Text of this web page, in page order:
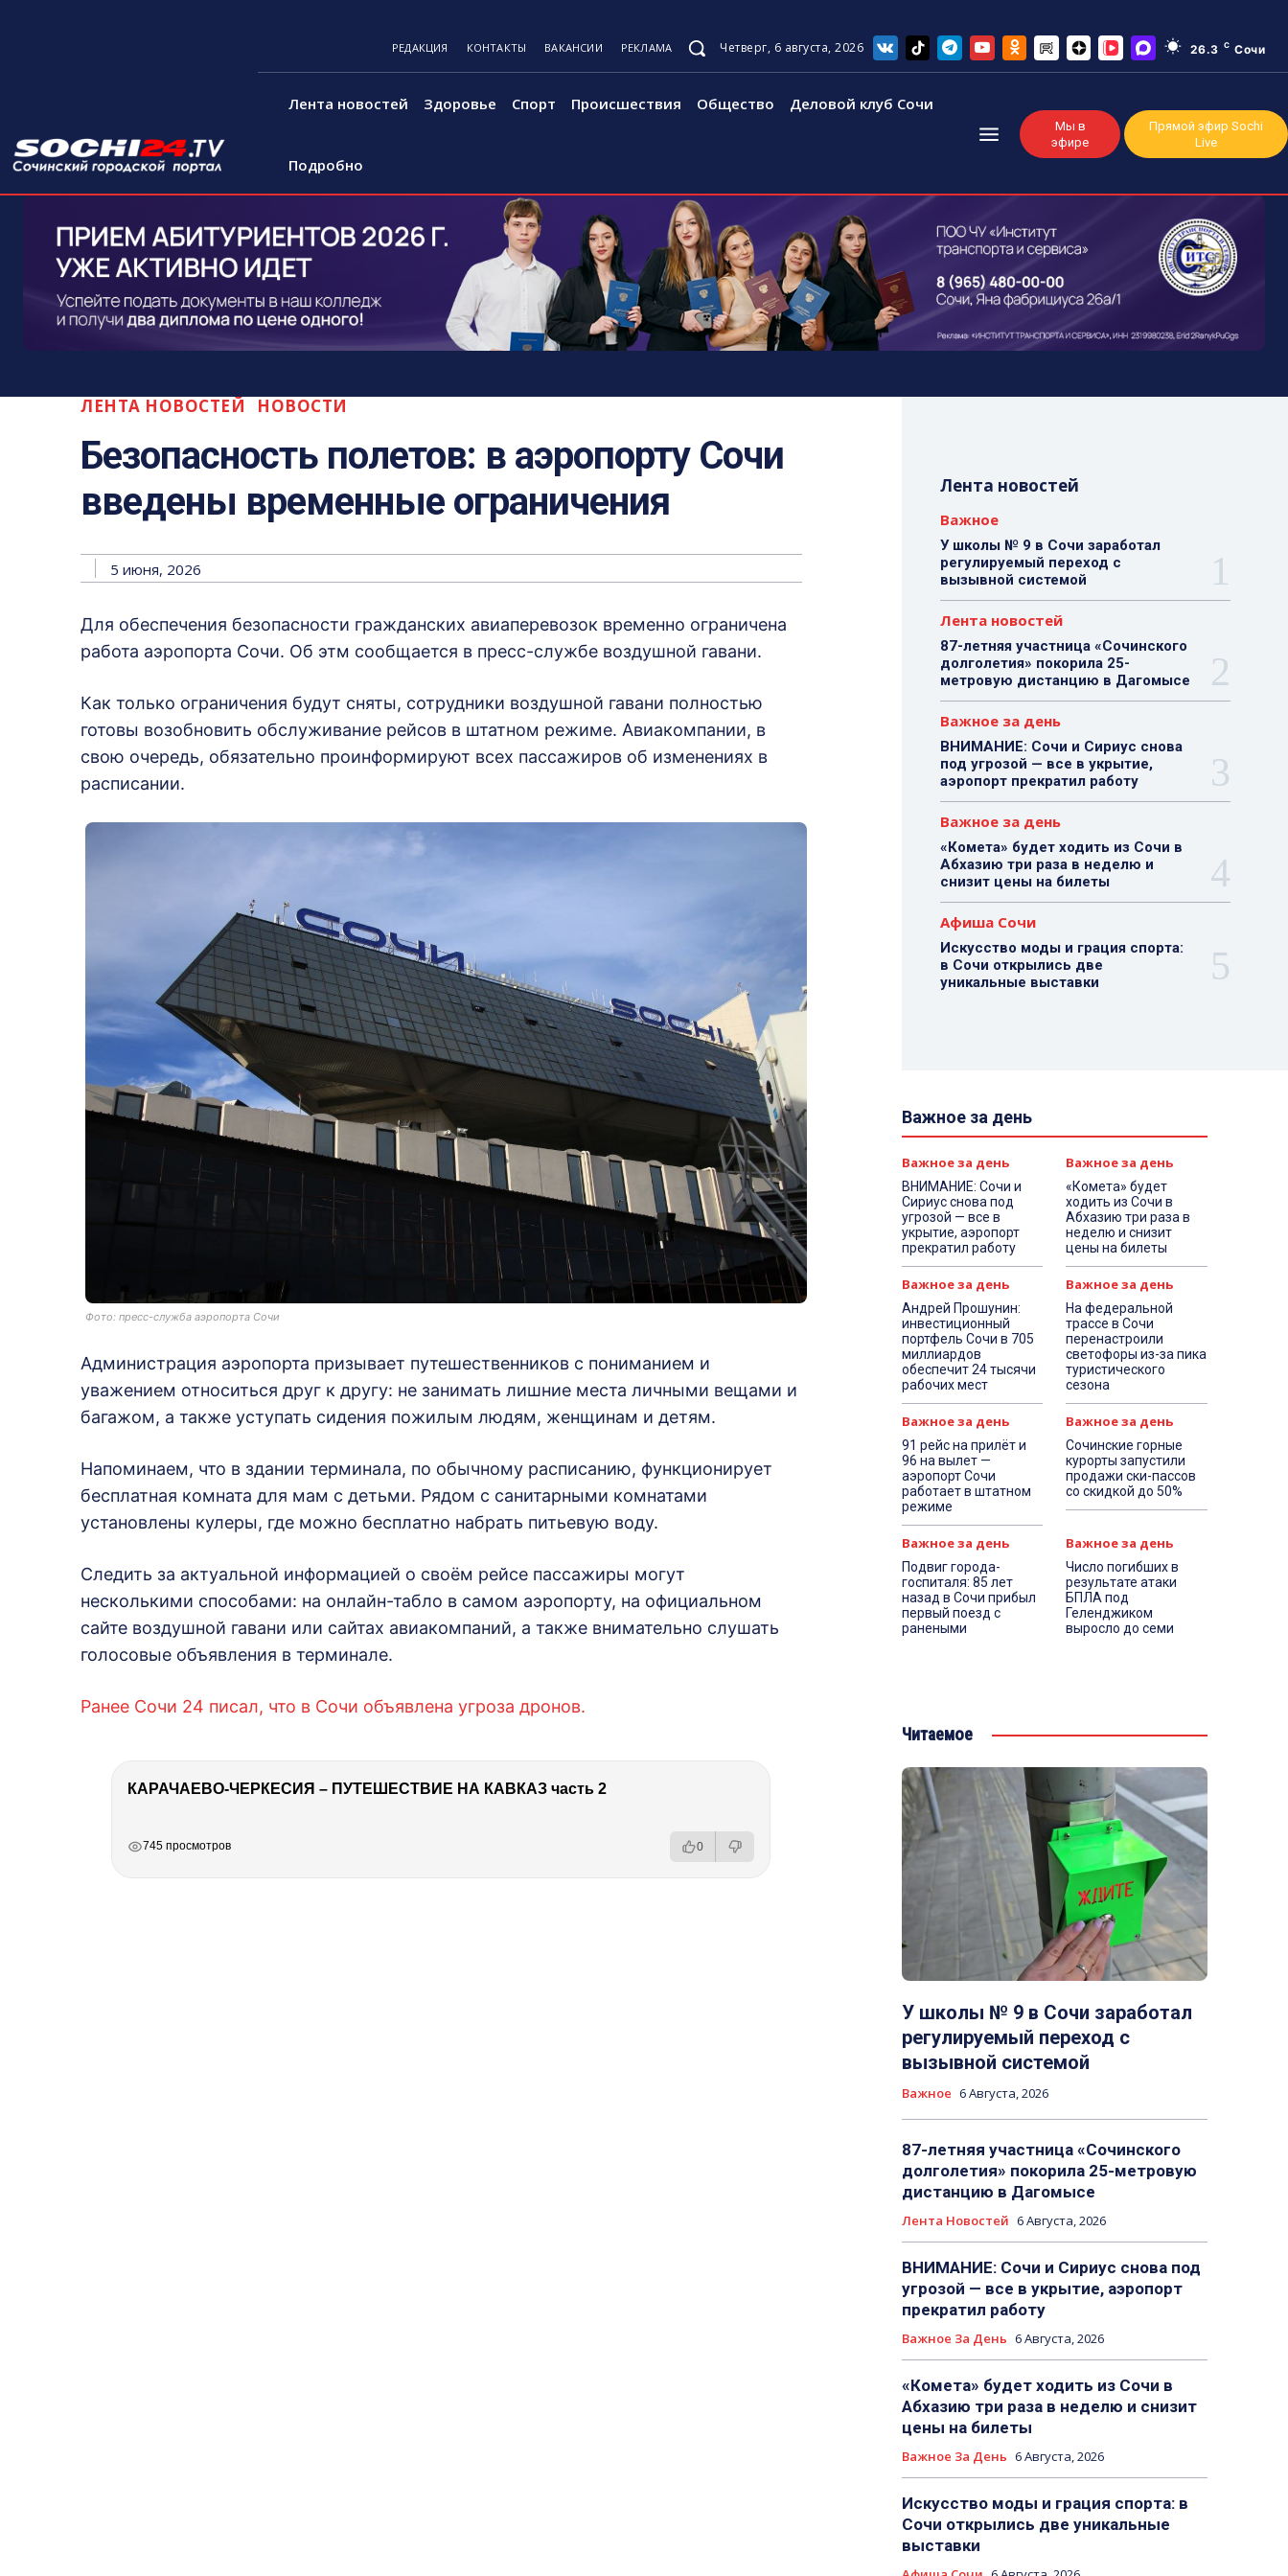
РЕДАКЦИЯ КОНТАКТЫ ВАКАНСИИ РЕКЛАМА Четверг, 6 августа, 2026 26.3 C Сочи
Лента новостей Здоровье Спорт Происшествия Общество Деловой клуб Сочи
Подробно
Мы в
эфире
Прямой эфир Sochi
Live
ЛЕНТА НОВОСТЕЙ НОВОСТИ
Безопасность полетов: в аэропорту Сочи
введены временные ограничения
5 июня, 2026
Для обеспечения безопасности гражданских авиаперевозок временно ограничена
работа аэропорта Сочи. Об этм сообщается в пресс-службе воздушной гавани.
Как только ограничения будут сняты, сотрудники воздушной гавани полностью
готовы возобновить обслуживание рейсов в штатном режиме. Авиакомпании, в
свою очередь, обязательно проинформируют всех пассажиров об изменениях в
расписании.
Фото: пресс-служба аэропорта Сочи
Администрация аэропорта призывает путешественников с пониманием и
уважением относиться друг к другу: не занимать лишние места личными вещами и
багажом, а также уступать сидения пожилым людям, женщинам и детям.
Напоминаем, что в здании терминала, по обычному расписанию, функционирует
бесплатная комната для мам с детьми. Рядом с санитарными комнатами
установлены кулеры, где можно бесплатно набрать питьевую воду.
Следить за актуальной информацией о своём рейсе пассажиры могут
несколькими способами: на онлайн-табло в самом аэропорту, на официальном
сайте воздушной гавани или сайтах авиакомпаний, а также внимательно слушать
голосовые объявления в терминале.
Ранее Сочи 24 писал, что в Сочи объявлена угроза дронов.
КАРАЧАЕВО-ЧЕРКЕСИЯ – ПУТЕШЕСТВИЕ НА КАВКАЗ часть 2
745 просмотров 0
Лента новостей
Важное
У школы № 9 в Сочи заработал
регулируемый переход с
вызывной системой
Лента новостей
87-летняя участница «Сочинского
долголетия» покорила 25-
метровую дистанцию в Дагомысе
Важное за день
ВНИМАНИЕ: Сочи и Сириус снова
под угрозой — все в укрытие,
аэропорт прекратил работу
Важное за день
«Комета» будет ходить из Сочи в
Абхазию три раза в неделю и
снизит цены на билеты
Афиша Сочи
Искусство моды и грация спорта:
в Сочи открылись две
уникальные выставки
Важное за день
Важное за день
ВНИМАНИЕ: Сочи и
Сириус снова под
угрозой — все в
укрытие, аэропорт
прекратил работу
Важное за день
«Комета» будет
ходить из Сочи в
Абхазию три раза в
неделю и снизит
цены на билеты
Важное за день
Андрей Прошунин:
инвестиционный
портфель Сочи в 705
миллиардов
обеспечит 24 тысячи
рабочих мест
Важное за день
На федеральной
трассе в Сочи
перенастроили
светофоры из-за пика
туристического
сезона
Важное за день
91 рейс на прилёт и
96 на вылет —
аэропорт Сочи
работает в штатном
режиме
Важное за день
Сочинские горные
курорты запустили
продажи ски-пассов
со скидкой до 50%
Важное за день
Подвиг города-
госпиталя: 85 лет
назад в Сочи прибыл
первый поезд с
ранеными
Важное за день
Число погибших в
результате атаки
БПЛА под
Геленджиком
выросло до семи
Читаемое
У школы № 9 в Сочи заработал
регулируемый переход с
вызывной системой
Важное 6 Августа, 2026
87-летняя участница «Сочинского
долголетия» покорила 25-метровую
дистанцию в Дагомысе
Лента Новостей 6 Августа, 2026
ВНИМАНИЕ: Сочи и Сириус снова под
угрозой — все в укрытие, аэропорт
прекратил работу
Важное За День 6 Августа, 2026
«Комета» будет ходить из Сочи в
Абхазию три раза в неделю и снизит
цены на билеты
Важное За День 6 Августа, 2026
Искусство моды и грация спорта: в
Сочи открылись две уникальные
выставки